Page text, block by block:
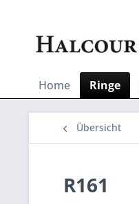
Home Ringe
Übersicht
R161